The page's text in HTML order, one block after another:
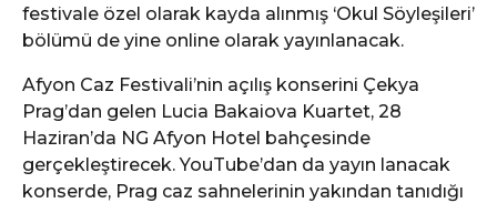
festivale özel olarak kayda alınmış ‘Okul Söyleşileri’
bölümü de yine online olarak yayınlanacak.
Afyon Caz Festivali’nin açılış konserini Çekya
Prag’dan gelen Lucia Bakaiova Kuartet, 28
Haziran’da NG Afyon Hotel bahçesinde
gerçekleştirecek. YouTube’dan da yayın lanacak
konserde, Prag caz sahnelerinin yakından tanıdığı